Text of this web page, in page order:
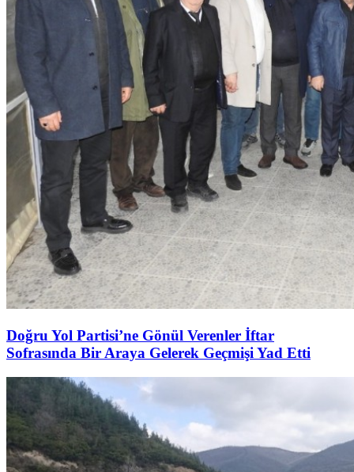
Doğru Yol Partisi’ne Gönül Verenler İftar
Sofrasında Bir Araya Gelerek Geçmişi Yad Etti